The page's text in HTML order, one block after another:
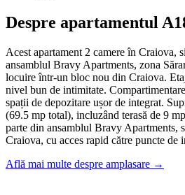
Despre apartamentul
Acest apartament 2 camere în Craiova,
ansamblul Bravy Apartments, zona
locuire într-un bloc nou din Craiova.
nivel bun de intimitate.
spații de depozitare ușor de integrat.
(69.5 mp total), incluzând terasă de 9
parte din ansamblul Bravy Apartments,
Craiova, cu acces rapid către puncte de
Află mai multe despre amplasare →